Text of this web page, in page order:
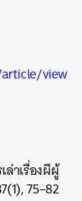
view
าเรื่องผีผู้
75–82